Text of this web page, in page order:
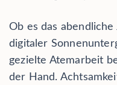
Ob es das
digitaler
gezielte Atemarbeit
der Hand.